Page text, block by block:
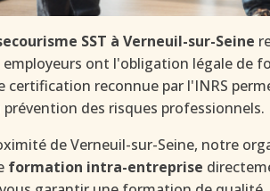
SST à Verneuil-sur-Seine
employeurs ont l'obligation légale de
certification reconnue par l'INRS
des risques professionnels.
de Verneuil-sur-Seine, notre
formation intra-entreprise